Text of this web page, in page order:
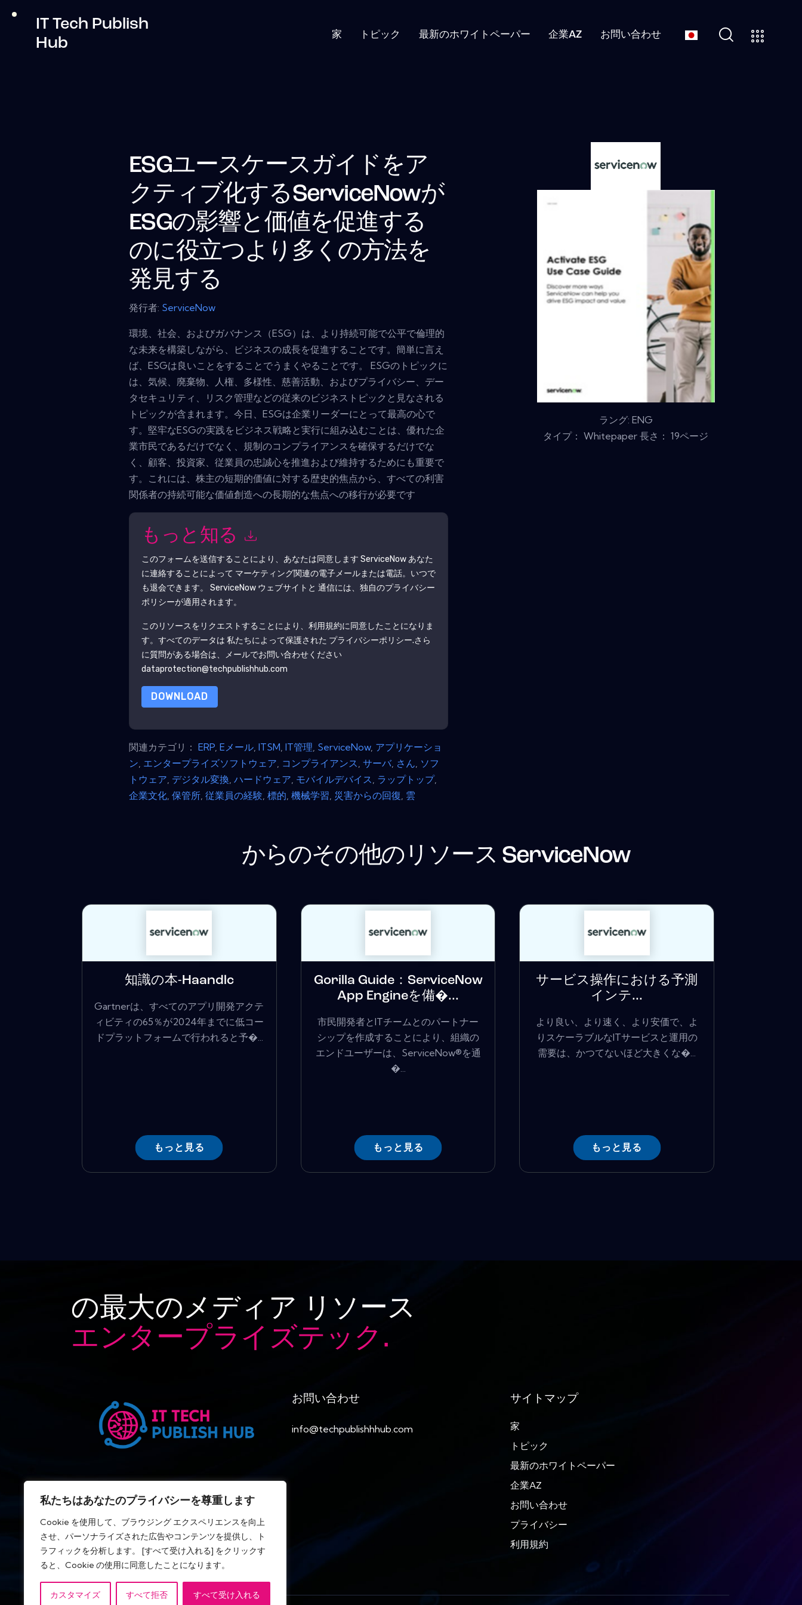
私たちはあなたのプライバシーを尊重します
Cookie を使用して、ブラウジング エクスペリエンスを向上
させ、パーソナライズされた広告やコンテンツを提供し、ト
ラフィックを分析します。 [すべて受け入れる] をクリックす
ると、Cookie の使用に同意したことになります。
カスタマイズ すべて拒否 すべて受け入れる
IT Tech Publish
Hub
家 トピック 最新のホワイトペーパー 企業AZ お問い合わせ
ESGユースケースガイドをア
クティブ化するServiceNowが
ESGの影響と価値を促進する
のに役立つより多くの方法を
発見する
発行者: ServiceNow
環境、社会、およびガバナンス（ESG）は、より持続可能で公平で倫理的
な未来を構築しながら、ビジネスの成長を促進することです。簡単に言え
ば、ESGは良いことをすることでうまくやることです。 ESGのトピックに
は、気候、廃棄物、人権、多様性、慈善活動、およびプライバシー、デー
タセキュリティ、リスク管理などの従来のビジネストピックと見なされる
トピックが含まれます。今日、ESGは企業リーダーにとって最高の心で
す。堅牢なESGの実践をビジネス戦略と実行に組み込むことは、優れた企
業市民であるだけでなく、規制のコンプライアンスを確保するだけでな
く、顧客、投資家、従業員の忠誠心を推進および維持するためにも重要で
す。これには、株主の短期的価値に対する歴史的焦点から、すべての利害
関係者の持続可能な価値創造への長期的な焦点への移行が必要です
もっと知る
このフォームを送信することにより、あなたは同意しますServiceNowあなた
に連絡することによって マーケティング関連の電子メールまたは電話。いつで
も退会できます。ServiceNow ウェブサイトと 通信には、独自のプライバシー
ポリシーが適用されます。
このリソースをリクエストすることにより、利用規約に同意したことになりま
す。すべてのデータは 私たちによって保護された プライバシーポリシー.さら
に質問がある場合は、メールでお問い合わせください
dataprotection@techpublishhub.com
DOWNLOAD
関連カテゴリ：ERP,Eメール,ITSM,IT管​​理, ServiceNow, アプリケーショ
ン, エンタープライズソフトウェア, コンプライアンス,サーバ, さん, ソフ
トウェア, デジタル変換,ハードウェア, モバイルデバイス, ラップトップ,
企業文化,保管所,従業員の経験,標的,機械学習, 災害からの回復, 雲
ラング: ENG
タイプ： Whitepaper 長さ： 19ページ
からのその他のリソース ServiceNow
知識の本-Haandlc
Gartnerは、すべてのアプリ開発アクテ
ィビティの65％が2024年までに低コー
ドプラットフォームで行われると予�...
もっと見る
Gorilla Guide：ServiceNow
App Engineを備�...
市民開発者とITチームとのパートナー
シップを作成することにより、組織の
エンドユーザーは、ServiceNow®を通
�...
もっと見る
サービス操作における予測
インテ...
より良い、より速く、より安価で、よ
りスケーラブルなITサービスと運用の
需要は、かつてないほど大きくな�...
もっと見る
の最大のメディア リソース
エンタープライズテック.
お問い合わせ
info@techpublishhhub.com
サイトマップ
家
トピック
最新のホワイトペーパー
企業AZ
お問い合わせ
プライバシー
利用規約